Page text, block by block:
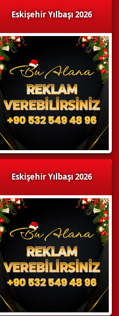
Eskişehir Yılbaşı 2026
Eskişehir Yılbaşı 2026